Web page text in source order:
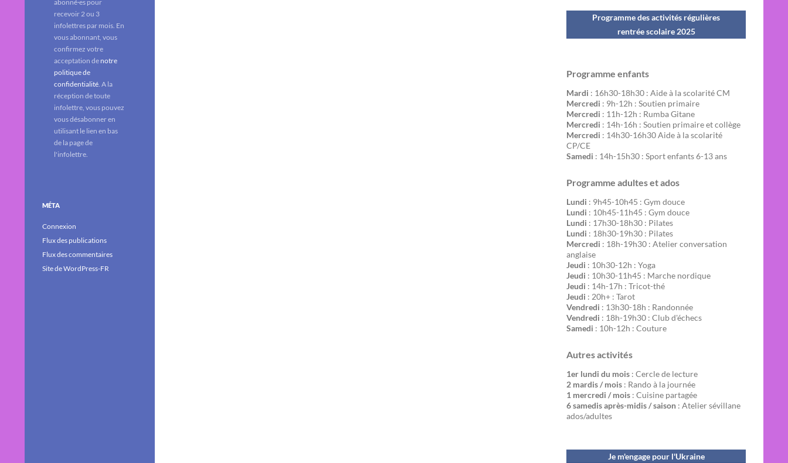
Programme des activités régulières
rentrée scolaire 2025
Programme enfants
Mardi : 16h30-18h30 : Aide à la scolarité CM
Mercredi : 9h-12h : Soutien primaire
Mercredi : 11h-12h : Rumba Gitane
Mercredi : 14h-16h : Soutien primaire et collège
Mercredi : 14h30-16h30 Aide à la scolarité
CP/CE
Samedi : 14h-15h30 : Sport enfants 6-13 ans
Programme adultes et ados
Lundi : 9h45-10h45 : Gym douce
Lundi : 10h45-11h45 : Gym douce
Lundi : 17h30-18h30 : Pilates
Lundi : 18h30-19h30 : Pilates
Mercredi : 18h-19h30 : Atelier conversation
anglaise
Jeudi : 10h30-12h : Yoga
Jeudi : 10h30-11h45 : Marche nordique
Jeudi : 14h-17h : Tricot-thé
Jeudi : 20h+ : Tarot
Vendredi : 13h30-18h : Randonnée
Vendredi : 18h-19h30 : Club d'échecs
Samedi : 10h-12h : Couture
Autres activités
1er lundi du mois : Cercle de lecture
2 mardis / mois : Rando à la journée
1 mercredi / mois : Cuisine partagée
6 samedis après-midis / saison : Atelier sévillane
ados/adultes
Je m'engage pour l'Ukraine
abonné·es pour
recevoir 2 ou 3
infolettres par mois. En
vous abonnant, vous
confirmez votre
acceptation de notre
politique de
confidentialité. A la
réception de toute
infolettre, vous pouvez
vous désabonner en
utilisant le lien en bas
de la page de
l'infolettre.
MÉTA
Connexion
Flux des publications
Flux des commentaires
Site de WordPress-FR